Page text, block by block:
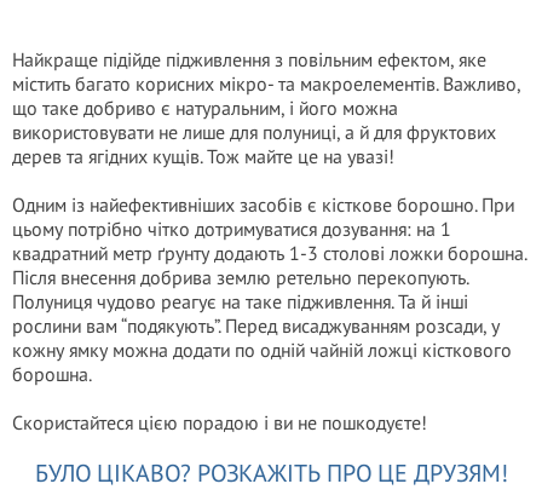
Найкраще підійде підживлення з повільним ефектом, яке
містить багато корисних мікро- та макроелементів. Важливо,
що таке добриво є натуральним, і його можна
використовувати не лише для полуниці, а й для фруктових
дерев та ягідних кущів. Тож майте це на увазі!
Одним із найефективніших засобів є кісткове борошно. При
цьому потрібно чітко дотримуватися дозування: на 1
квадратний метр ґрунту додають 1-3 столові ложки борошна.
Після внесення добрива землю ретельно перекопують.
Полуниця чудово реагує на таке підживлення. Та й інші
рослини вам “подякують”. Перед висаджуванням розсади, у
кожну ямку можна додати по одній чайній ложці кісткового
борошна.
Скористайтеся цією порадою і ви не пошкодуєте!
БУЛО ЦІКАВО? РОЗКАЖІТЬ ПРО ЦЕ ДРУЗЯМ!